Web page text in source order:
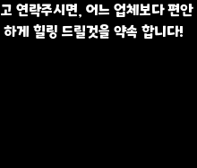
고 연락주시면, 어느 업체보다 편안
하게 힐링 드릴것을 약속 합니다!